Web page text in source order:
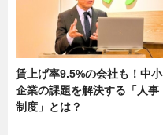
賃上げ率9.5%の会社も！中小
企業の課題を解決する「人事
制度」とは？